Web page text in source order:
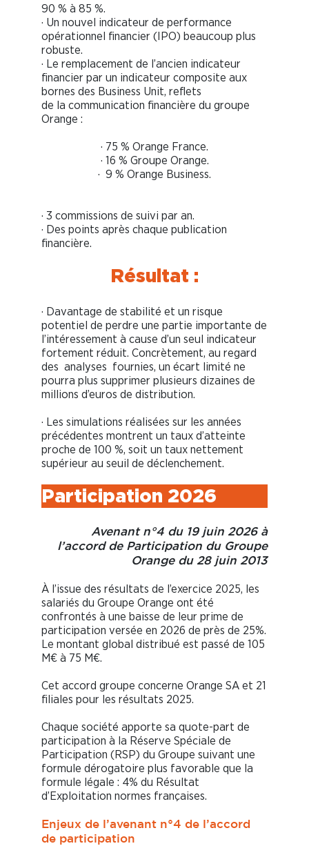
90 % à 85 %.
· Un nouvel indicateur de performance
opérationnel financier (IPO) beaucoup plus
robuste.
· Le remplacement de l’ancien indicateur
financier par un indicateur composite aux
bornes des Business Unit, reflets
de la communication financière du groupe
Orange :
· 75 % Orange France.
· 16 % Groupe Orange.
· 9 % Orange Business.
· 3 commissions de suivi par an.
· Des points après chaque publication
financière.
Résultat :
· Davantage de stabilité et un risque
potentiel de perdre une partie importante de
l’intéressement à cause d’un seul indicateur
fortement réduit. Concrètement, au regard
des analyses fournies, un écart limité ne
pourra plus supprimer plusieurs dizaines de
millions d’euros de distribution.
· Les simulations réalisées sur les années
précédentes montrent un taux d’atteinte
proche de 100 %, soit un taux nettement
supérieur au seuil de déclenchement.
Participation 2026
Avenant n°4 du 19 juin 2026 à
l’accord de Participation du Groupe
Orange du 28 juin 2013
À l’issue des résultats de l’exercice 2025, les
salariés du Groupe Orange ont été
confrontés à une baisse de leur prime de
participation versée en 2026 de près de 25%.
Le montant global distribué est passé de 105
M€ à 75 M€.
Cet accord groupe concerne Orange SA et 21
filiales pour les résultats 2025.
Chaque société apporte sa quote-part de
participation à la Réserve Spéciale de
Participation (RSP) du Groupe suivant une
formule dérogatoire plus favorable que la
formule légale : 4% du Résultat
d’Exploitation normes françaises.
Enjeux de l’avenant n°4 de l’accord
de participation